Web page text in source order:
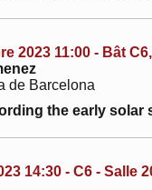
2023 11:00 - Bât
de Barcelona
the early solar
14:30 - C6 - Salle